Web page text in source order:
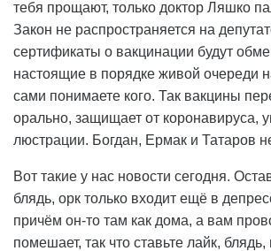
тебя прощают, только доктор Ляшко
Закон не распространяется на
сертификаты о вакцинации будут
настоящие в порядке живой очереди
сами понимаете кого. Так вакцины
орально, защищает от коронавируса,
люстрации. Богдан, Ермак и Татаров
Вот такие у нас новости сегодня.
блядь, орк только входит ещё в
причём он-то там как дома, а вам
помешает, так что ставьте лайк,